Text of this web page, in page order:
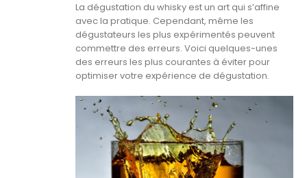
La dégustation du whisky est un art qui s’affine
avec la pratique. Cependant, même les
dégustateurs les plus expérimentés peuvent
commettre des erreurs. Voici quelques-unes
des erreurs les plus courantes à éviter pour
optimiser votre expérience de dégustation.